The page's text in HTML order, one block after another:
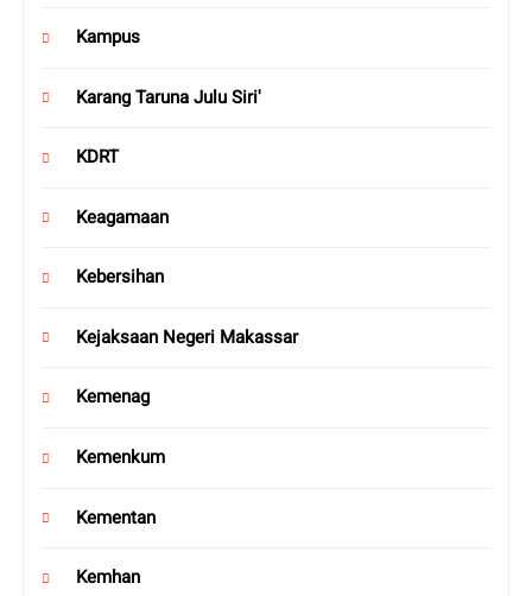
Kampus
Karang Taruna Julu Siri'
KDRT
Keagamaan
Kebersihan
Kejaksaan Negeri Makassar
Kemenag
Kemenkum
Kementan
Kemhan